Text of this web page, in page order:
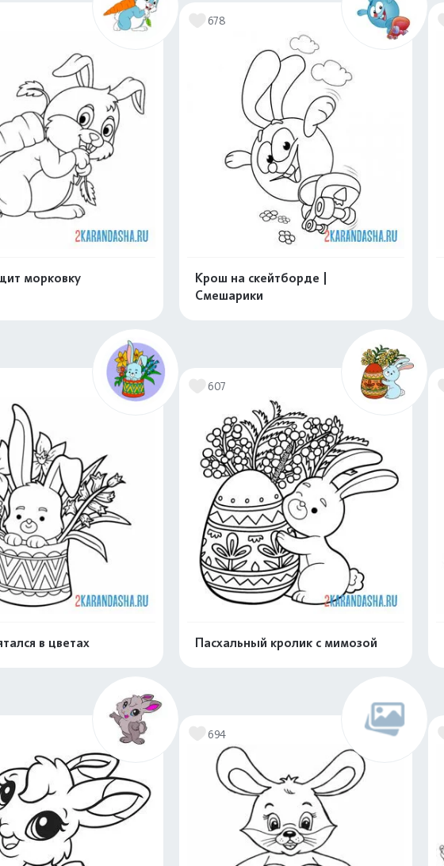
морковку
678
Крош на скейтборде |
Смешарики
в цветах
607
Пасхальный кролик с мимозой
694